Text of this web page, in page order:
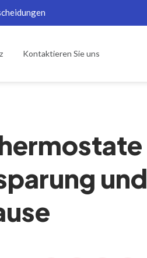
Kontaktieren Sie uns
und